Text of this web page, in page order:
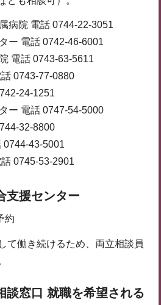
病院 電話 0744-22-3051
ー 電話 0742-46-6001
電話 0743-63-5611
0743-77-0880
24-1251
ー 電話 0747-54-5000
32-8800
0744-43-5001
0745-53-2901
支援センター
約
て働き続けるため、両立相談員
談窓口 就職を希望される